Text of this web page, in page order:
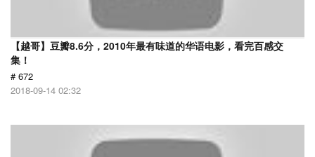
【越哥】豆瓣8.6分，2010年最有味道的华语电影，看完百感交
集！
# 672
2018-09-14 02:32